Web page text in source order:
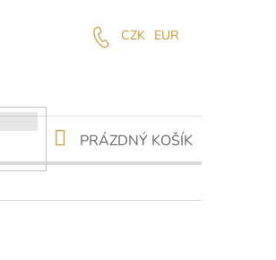
CZK EUR
NÁKUPNÍ
KOŠÍK
PRÁZDNÝ KOŠÍK